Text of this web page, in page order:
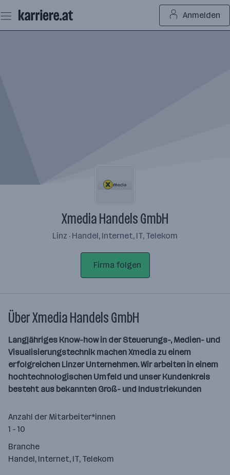
Seiteninhalt
springen
Anmelden
Xmedia Handels GmbH
Linz · Handel, Internet, IT, Telekom
Firma folgen
Über Xmedia Handels GmbH
Langjähriges Know-how in der Steuerungs-, Medien- und
Visualisierungstechnik machen Xmedia zu einem
erfolgreichen Linzer Unternehmen. Wir arbeiten in einem
hochtechnologischen Umfeld und unser Kundenkreis
besteht aus bekannten Groß- und Industriekunden
Anzahl der Mitarbeiter*innen
1 - 10
Branche
Handel, Internet, IT, Telekom